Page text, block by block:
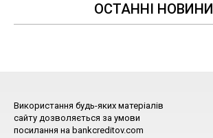
ОСТАННІ НОВИНИ
Використання будь-яких матеріалів
сайту дозволяється за умови
посилання на bankcreditov.com